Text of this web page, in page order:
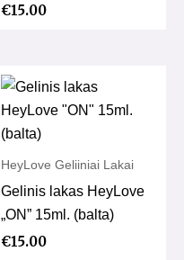
€15.00
HeyLove Geliiniai Lakai
Gelinis lakas HeyLove
„ON” 15ml. (balta)
€15.00